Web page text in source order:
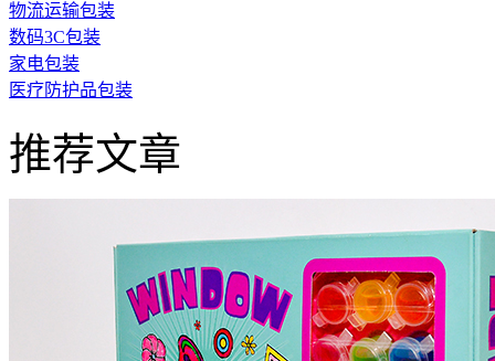
物流运输包装
数码3C包装
家电包装
医疗防护品包装
推荐文章